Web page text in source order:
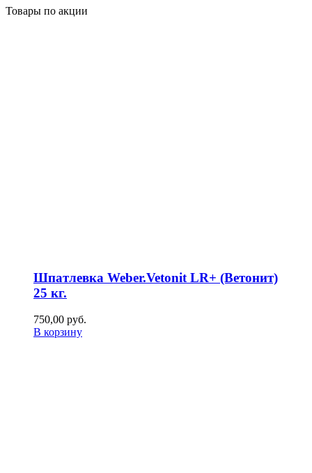
Товары по акции
Шпатлевка Weber.Vetonit LR+ (Ветонит)
25 кг.
750,00 руб.
В корзину